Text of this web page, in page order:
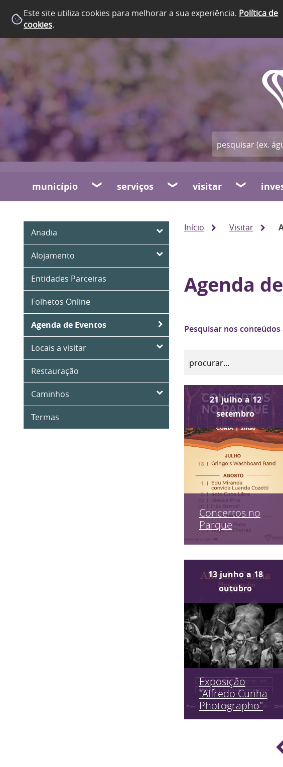
Este site utiliza cookies para melhorar a sua experiência. Política de
cookies.
município serviços visitar
Anadia
Alojamento
Entidades Parceiras
Folhetos Online
Agenda de Eventos
Locais a visitar
Restauração
Caminhos
Termas
Início Visitar
Agenda
Pesquisar nos
21 julho a 12
setembro
Concertos no
Parque
13 junho a 18
outubro
Exposição
"Alfredo Cunha
Photographo"